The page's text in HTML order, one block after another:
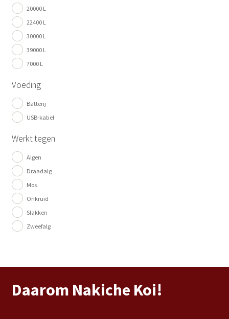
20000 L
22400 L
30000 L
39000 L
7000 L
Voeding
Batterij
USB-kabel
Werkt tegen
Algen
Draadalg
Mos
Onkruid
Slakken
Zweefalg
Daarom Nakiche Koi!